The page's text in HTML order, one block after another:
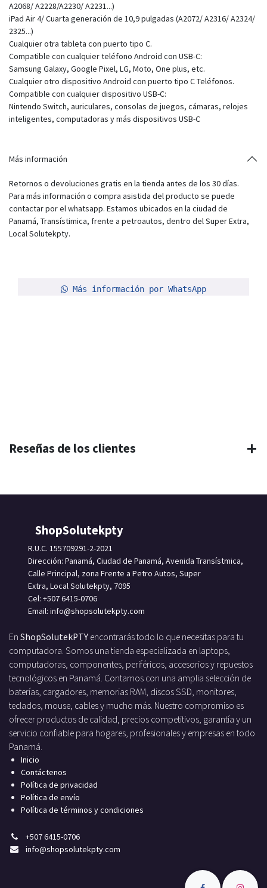
A2068/ A2228/A2230/ A2231...)
iPad Air 4/ Cuarta generación de 10,9 pulgadas (A2072/ A2316/ A2324/
2325...)
Cualquier otra tableta con puerto tipo C.
Compatible con cualquier teléfono Android con USB-C:
Samsung Galaxy, Google Pixel, LG, Moto, One plus, etc.
Cualquier otro dispositivo Android con puerto tipo C Teléfonos.
Compatible con cualquier dispositivo USB-C:
Nintendo Switch, auriculares, consolas de juegos, cámaras, relojes
inteligentes, computadoras y más dispositivos USB-C
Más información
Retornos o devoluciones gratis en la tienda antes de los 30 días.
Para más información o compra asistida del producto se puede
contactar por el whatsapp. Estamos ubicados en la ciudad de
Panamá, Transístimica, frente a petroautos, dentro del Super Extra,
Local Solutekpty.
Más información por WhatsApp
Reseñas de los clientes
ShopSolutekpty
R.U.C. 155709291-2-2021
Dirección: Panamá, Ciudad de Panamá, Avenida Transístmica,
Calle Principal, zona Frente a Petro Autos, Super
Extra, Local Solutekpty, 7095
Cel: +507 6415-0706
Email: info@shopsolutekpty.com
En ShopSolutekPTY encontrarás todo lo que necesitas para tu
computadora. Somos una tienda especializada en laptops,
computadoras, componentes, periféricos, accesorios y repuestos
tecnológicos en Panamá. Contamos con una amplia selección de
baterías, cargadores, memorias RAM, discos SSD, monitores,
teclados, mouse, cables y mucho más. Nuestro compromiso es
ofrecer productos de calidad, precios competitivos, garantía y un
servicio confiable para hogares, profesionales y empresas en todo
Panamá.
Inicio
Contáctenos
Política de privacidad
Política de envío
Política de términos y condiciones
+507 6415-0706
info@shopsolutekpty.com